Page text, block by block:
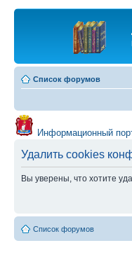
Список форумов
Информационный
Удалить cookies
Вы уверены, что хотите
Список форумов